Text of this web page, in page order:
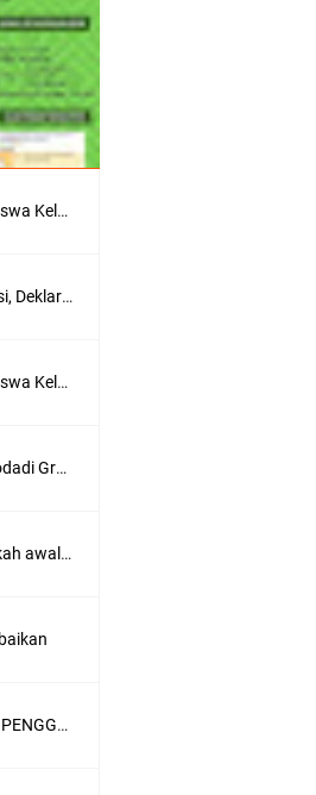
Pengumuman Kelulusan Siswa Kelas XII TP 2024/2025
MPLS Hari Kelima: Selebrasi, Deklarasi, dan Komitmen
Pengumuman Kelulusan Siswa Kelas XII TP 2025/2026
Video Profil SMAN 1 Purwodadi Grobogan
MPLS Hari Pertama: Langkah awal menjadi bagian dari SMA Negeri 1 Purwodadi
REKAPITULASI REALISASI PENGGUNAAN DANA BOSP TAHAP 1 TAHUN 2025